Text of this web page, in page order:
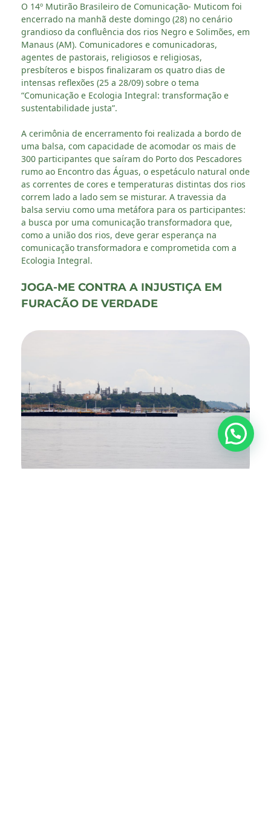
O 14º Mutirão Brasileiro de Comunicação- Muticom foi
encerrado na manhã deste domingo (28) no cenário
grandioso da confluência dos rios Negro e Solimões, em
Manaus (AM). Comunicadores e comunicadoras,
agentes de pastorais, religiosos e religiosas,
presbíteros e bispos finalizaram os quatro dias de
intensas reflexões (25 a 28/09) sobre o tema
“Comunicação e Ecologia Integral: transformação e
sustentabilidade justa”.
A cerimônia de encerramento foi realizada a bordo de
uma balsa, com capacidade de acomodar os mais de
300 participantes que saíram do Porto dos Pescadores
rumo ao Encontro das Águas, o espetáculo natural onde
as correntes de cores e temperaturas distintas dos rios
correm lado a lado sem se misturar. A travessia da
balsa serviu como uma metáfora para os participantes:
a busca por uma comunicação transformadora que,
como a união dos rios, deve gerar esperança na
comunicação transformadora e comprometida com a
Ecologia Integral.
JOGA-ME CONTRA A INJUSTIÇA EM
FURACÃO DE VERDADE